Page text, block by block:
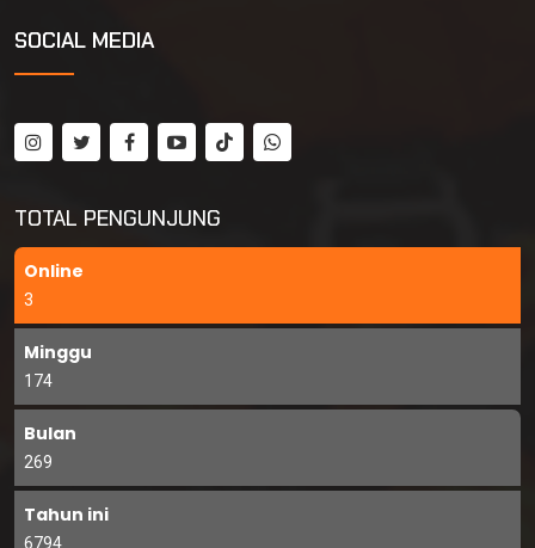
SOCIAL MEDIA
TOTAL PENGUNJUNG
Online
3
Minggu
174
Bulan
269
Tahun ini
6794